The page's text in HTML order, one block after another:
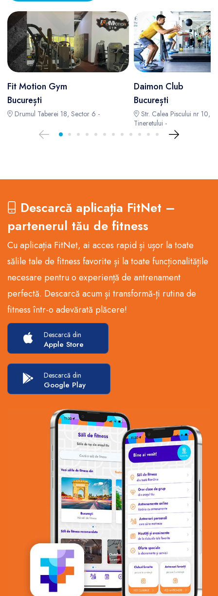
Fit Motion Gym
București
Drumul Taberei 18, Sector 6 -
Daimon Club
București
Str. Calea Piscului nr 10,
Tineretului -
Descarcă aplicația FitNet –
partenerul tău de fitness
Cu aplicația FitNet, ai acces rapid și ușor la toate
sălile tale de fitness favorite și la toate funcționalitățile
necesare pentru o experiență de antrenament
perfectă. Descarcă acum și transformă-ți rutina de
fitness într-o adevărată plăcere!
Descarcă din
Apple Store
Descarcă din
Google Play